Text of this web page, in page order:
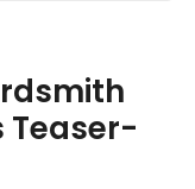
Teaser-